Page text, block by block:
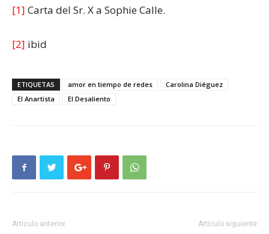
[1] Carta del Sr. X a Sophie Calle.
[2] ibid
ETIQUETAS amor en tiempo de redes
Carolina Diéguez
El Anartista
El Desaliento
Artículo anterior Artículo siguiente